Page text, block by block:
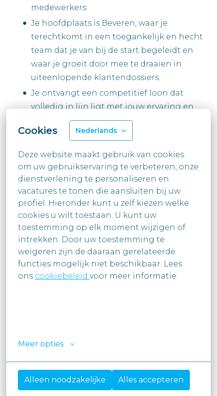
Cookies Nederlands
Deze website maakt gebruik van cookies
om uw gebruikservaring te verbeteren, onze
dienstverlening te personaliseren en
vacatures te tonen die aansluiten bij uw
profiel. Hieronder kunt u zelf kiezen welke
cookies u wilt toestaan. U kunt uw
toestemming op elk moment wijzigen of
intrekken. Door uw toestemming te
weigeren zijn de daaraan gerelateerde
functies mogelijk niet beschikbaar. Lees
ons cookiebeleid voor meer informatie.
Meer opties
Alleen noodzakelijke Alles accepteren
medewerkers.
Je hoofdplaats is Beveren, waar je
terechtkomt in een toegankelijk en hecht
team dat je van bij de start begeleidt en
waar je groeit door mee te draaien in
uiteenlopende klantendossiers.
Je ontvangt een competitief loon dat
volledig in lijn ligt met jouw ervaring en
capaciteiten, aangevuld met heel wat
andere interessante voordelen.
Je komt terecht in een warme
werkomgeving waar iedereen gewoon
zichzelf kan zijn. Daarom vinden onze
medewerkers Moore Belgium “a Great
Place to Work©”.
Nog Moore over ons op
www.moore.be